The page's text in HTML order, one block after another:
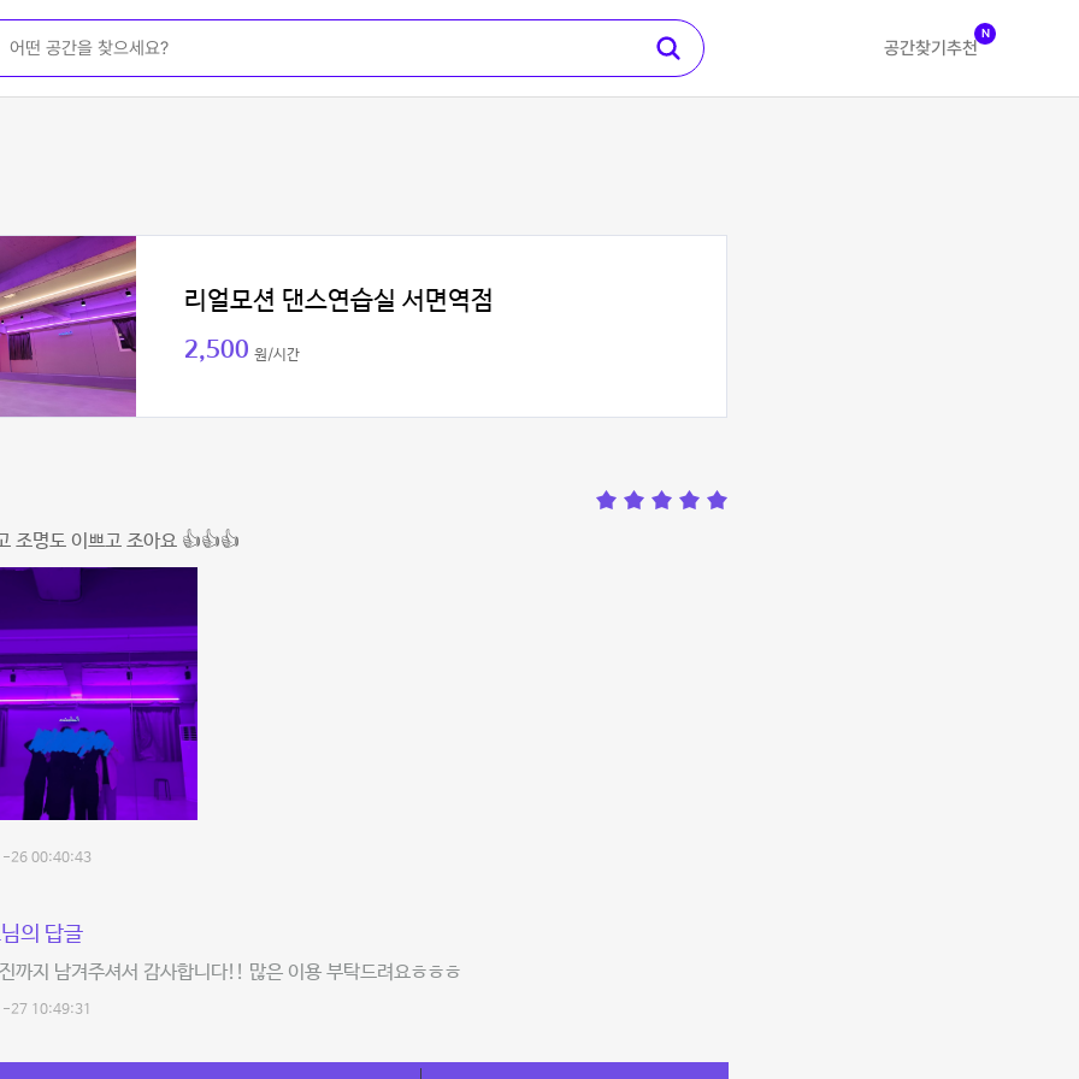
공간찾기 추천
N
리얼모션 댄스연습실 서면역점
2,500 원/시간
조명도 이쁘고 조아요 👍👍👍
26 00:40:43
의 답글
까지 남겨주셔서 감사합니다!! 많은 이용 부탁드려요ㅎㅎㅎ
27 10:49:31